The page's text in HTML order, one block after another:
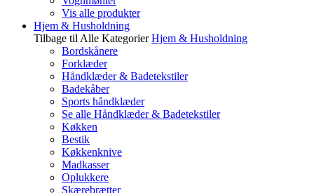
Vis alle produkter
Hjem & Husholdning
Tilbage til Alle Kategorier Hjem & Husholdning
Bordskånere
Forklæder
Håndklæder & Badetekstiler
Badekåber
Sports håndklæder
Se alle Håndklæder & Badetekstiler
Køkken
Bestik
Køkkenknive
Madkasser
Oplukkere
Skærebrætter